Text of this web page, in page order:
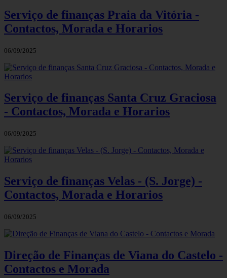
Serviço de finanças Praia da Vitória -
Contactos, Morada e Horarios
06/09/2025
Serviço de finanças Santa Cruz Graciosa
- Contactos, Morada e Horarios
06/09/2025
Serviço de finanças Velas - (S. Jorge) -
Contactos, Morada e Horarios
06/09/2025
Direção de Finanças de Viana do Castelo -
Contactos e Morada